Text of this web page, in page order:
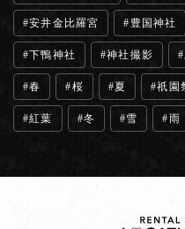
安井金比羅宮 豊国神社
下鴨神社 神社撮影
春 桜 夏 祇園
紅葉 冬 雪 雨